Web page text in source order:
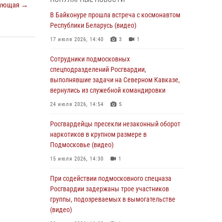
→
Росгвардейцы задержали мужчину,
подозреваемого в стрельбе в Подмосковье
06 августа 2026, 14:35 1
Росгвардейцы провели «Урок безопасности»
для детей в Подмосковье
05 августа 2026, 15:52
При содействии подмосковного спецназа
Росгвардии задержаны подозреваемые в
организации незаконной миграции и
05 августа 2026, 15:48 1
Сотрудники спецподразделения
подмосковного главка Росгвардии
В Байконуре прошла встреча с космонавтом
Республики Беларусь (видео)
17 июля 2026, 14:40 3 1
Сотрудники подмосковных
спецподразделений Росгвардии,
выполнявшие задачи на Северном Кавказе,
вернулись из служебной командировки
24 июля 2026, 14:54 5
Росгвардейцы пресекли незаконный оборот
наркотиков в крупном размере в
Подмосковье (видео)
15 июля 2026, 14:30 1
При содействии подмосковного спецназа
Росгвардии задержаны трое участников
группы, подозреваемых в вымогательстве
(видео)